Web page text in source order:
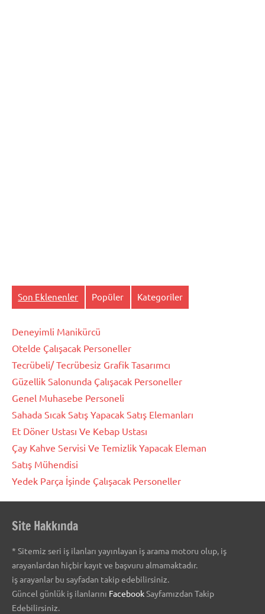
Son Eklenenler Popüler Kategoriler
Deneyimli Manikürcü
Otelde Çalışacak Personeller
Tecrübeli/ Tecrübesiz Grafik Tasarımcı
Güzellik Salonunda Çalışacak Personeller
Genel Muhasebe Personeli
Sahada Sıcak Satış Yapacak Satış Elemanları
Et Döner Ustası Ve Kebap Ustası
Çay Kahve Servisi Ve Temizlik Yapacak Eleman
Satış Mühendisi
Yedek Parça İşinde Çalışacak Personeller
Site Hakkında
* Sitemiz seri iş ilanları yayınlayan iş arama motoru olup, iş
arayanlardan hiçbir kayıt ve başvuru almamaktadır.
iş arayanlar bu sayfadan takip edebilirsiniz.
Güncel günlük iş ilanlarını FacebookSayfamızdan Takip
Edebilirsiniz.